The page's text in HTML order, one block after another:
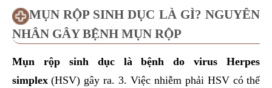
MỤN RỘP SINH DỤC LÀ GÌ? NGUYÊN
NHÂN GÂY BỆNH MỤN RỘP
Mụn rộp sinh dục là bệnh do virus Herpes
simplex(HSV) gây ra. 3. Việc nhiễm phải HSV có thể